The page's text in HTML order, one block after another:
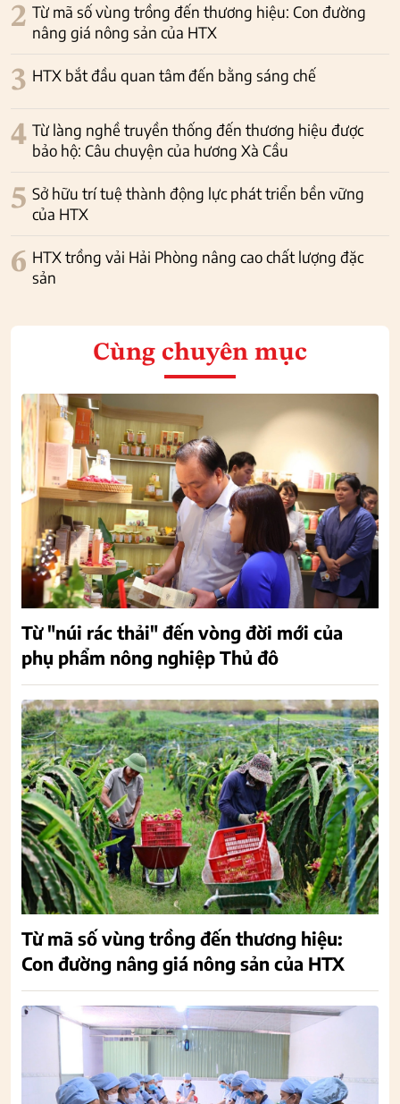
2 Từ mã số vùng trồng đến thương hiệu: Con đường
nâng giá nông sản của HTX
3 HTX bắt đầu quan tâm đến bằng sáng chế
4 Từ làng nghề truyền thống đến thương hiệu được
bảo hộ: Câu chuyện của hương Xà Cầu
5 Sở hữu trí tuệ thành động lực phát triển bền vững
của HTX
6 HTX trồng vải Hải Phòng nâng cao chất lượng đặc
sản
Cùng chuyên mục
Từ "núi rác thải" đến vòng đời mới của
phụ phẩm nông nghiệp Thủ đô
Từ mã số vùng trồng đến thương hiệu:
Con đường nâng giá nông sản của HTX